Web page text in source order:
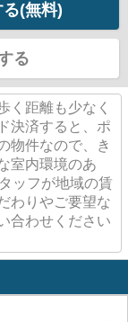
(無料)
る
く距離も少なく
決済すると、ポ
物件なので、き
室内環境のあ
ッフが地域の賃
わりやご要望な
合わせください